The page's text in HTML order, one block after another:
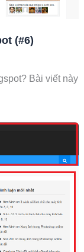
(#6)
Bài viết này